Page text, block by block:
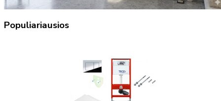
Populiariausios